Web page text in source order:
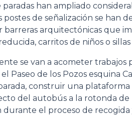
paradas han ampliado
postes de señalización se han
barreras arquitectónicas que
carritos de niños o
se van a acometer trabajos
Paseo de los Pozos esquina
construir una
del autobús a la rotonda
el proceso de recogida